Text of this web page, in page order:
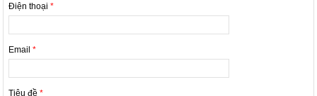
Điện thoại*
Email*
Tiêu đề*